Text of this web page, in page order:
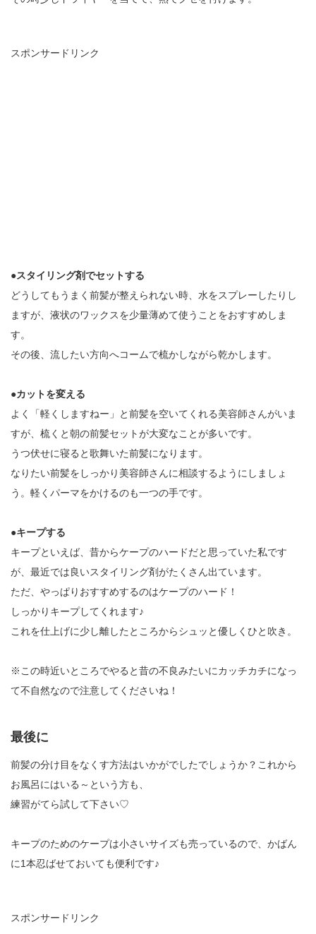
スポンサードリンク
●スタイリング剤でセットする
どうしてもうまく前髪が整えられない時、水をスプレーしたりし
ますが、液状のワックスを少量薄めて使うことをおすすめしま
す。
その後、流したい方向へコームで梳かしながら乾かします。
●カットを変える
よく「軽くしますねー」と前髪を空いてくれる美容師さんがいま
すが、梳くと朝の前髪セットが大変なことが多いです。
うつ伏せに寝ると歌舞いた前髪になります。
なりたい前髪をしっかり美容師さんに相談するようにしましょ
う。軽くパーマをかけるのも一つの手です。
●キープする
キープといえば、昔からケープのハードだと思っていた私です
が、最近では良いスタイリング剤がたくさん出ています。
ただ、やっぱりおすすめするのはケープのハード！
しっかりキープしてくれます♪
これを仕上げに少し離したところからシュッと優しくひと吹き。
※この時近いところでやると昔の不良みたいにカッチカチになっ
て不自然なので注意してくださいね！
最後に
前髪の分け目をなくす方法はいかがでしたでしょうか？これから
お風呂にはいる～という方も、
練習がてら試して下さい♡
キープのためのケープは小さいサイズも売っているので、かばん
に1本忍ばせておいても便利です♪
スポンサードリンク